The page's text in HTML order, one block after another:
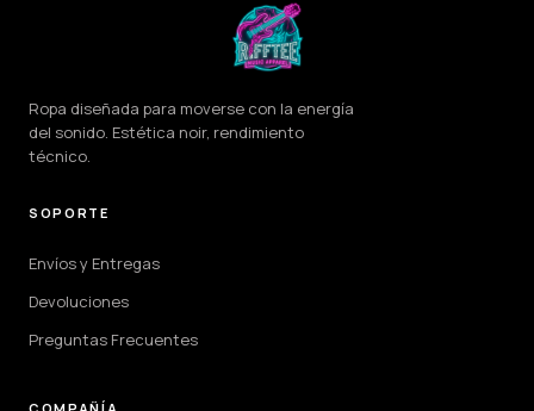
Ropa diseñada para moverse con la energía
del sonido. Estética noir, rendimiento
técnico.
SOPORTE
Envíos y Entregas
Devoluciones
Preguntas Frecuentes